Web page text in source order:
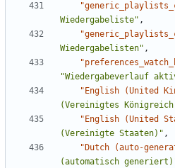
Wiedergabeliste" ,
Wiedergabelisten" ,
"Wiedergabeverlauf
"English (United
(Vereinigtes
"English (United
(Vereinigte Staaten)" ,
"Dutch (auto-
(automatisch